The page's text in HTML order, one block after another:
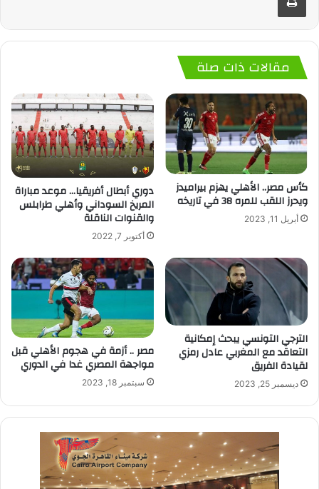
مقالات ذات صلة
كأس مصر.. الأهلي يهزم بيراميدز
ويحرز اللقب للمره 38 في تاريخه
أبريل 11, 2023
دوري أبطال أفريقيا… موعد مباراة
المريخ السوداني وأهلي طرابلس
والقنوات الناقلة
أكتوبر 7, 2022
الترجي التونسي يبحث إمكانية
التعاقد مع المغربي عادل رمزي
لقيادة الفريق
ديسمبر 25, 2023
مصر .. أزمة في هجوم الأهلي قبل
مواجهة المصري غدا في الدوري
سبتمبر 18, 2023